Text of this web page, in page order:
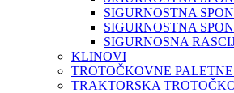
SIGURNOSTNA
SIGURNOSTNA
SIGURNOSNA
KLINOVI
TROTOČKOVNE
TRAKTORSKA